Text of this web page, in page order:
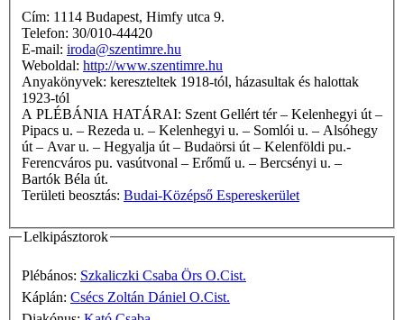
Cím: 1114 Budapest, Himfy utca 9.
Telefon: 30/010-44420
E-mail: iroda@szentimre.hu
Weboldal: http://www.szentimre.hu
Anyakönyvek: kereszteltek 1918-tól, házasultak és halottak
1923-tól
A PLÉBÁNIA HATÁRAI: Szent Gellért tér – Kelenhegyi út –
Pipacs u. – Rezeda u. – Kelenhegyi u. – Somlói u. – Alsóhegy
út – Avar u. – Hegyalja út – Budaörsi út – Kelenföldi pu.-
Ferencváros pu. vasútvonal – Erőmű u. – Bercsényi u. –
Bartók Béla út.
Területi beosztás: Budai-Középső Espereskerület
Lelkipásztorok
Plébános: Szkaliczki Csaba Örs O.Cist.
Káplán: Csécs Zoltán Dániel O.Cist.